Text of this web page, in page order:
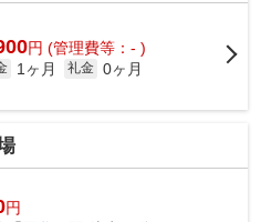
円 (管理費等：- )
1ヶ月 礼金 0ヶ月
円